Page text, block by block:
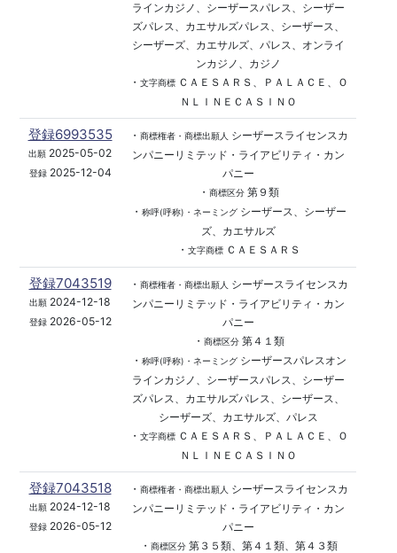
ラインカジノ、シーザースパレス、シーザー
ズパレス、カエサルズパレス、シーザース、
シーザーズ、カエサルズ、パレス、オンライ
ンカジノ、カジノ
・ 文字商標ＣＡＥＳＡＲＳ、ＰＡＬＡＣＥ、Ｏ
ＮＬＩＮＥＣＡＳＩＮＯ
登録6993535
出願 2025-05-02
登録2025-12-04
・ 商標権者・商標出願人
シーザースライセンスカ
ンパニーリミテッド・ライアビリティ・カン
パニー
・ 商標区分第９類
・ 称呼(呼称)・ネーミングシーザース、シーザー
ズ、カエサルズ
・ 文字商標ＣＡＥＳＡＲＳ
登録7043519
出願 2024-12-18
登録2026-05-12
・ 商標権者・商標出願人
シーザースライセンスカ
ンパニーリミテッド・ライアビリティ・カン
パニー
・ 商標区分第４１類
・ 称呼(呼称)・ネーミングシーザースパレスオン
ラインカジノ、シーザースパレス、シーザー
ズパレス、カエサルズパレス、シーザース、
シーザーズ、カエサルズ、パレス
・ 文字商標ＣＡＥＳＡＲＳ、ＰＡＬＡＣＥ、Ｏ
ＮＬＩＮＥＣＡＳＩＮＯ
登録7043518
出願 2024-12-18
登録2026-05-12
・ 商標権者・商標出願人
シーザースライセンスカ
ンパニーリミテッド・ライアビリティ・カン
パニー
・ 商標区分第３５類、第４１類、第４３類